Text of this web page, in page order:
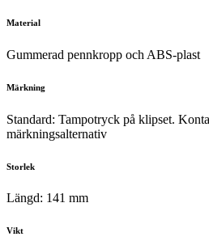
Material
Gummerad pennkropp och ABS-plast
Märkning
Standard: Tampotryck på klipset.
märkningsalternativ
Storlek
Längd: 141 mm
Vikt